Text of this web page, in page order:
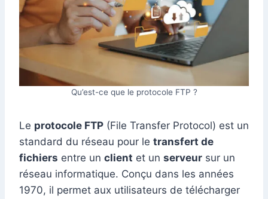
Qu’est-ce que le protocole FTP ?
Le protocole FTP (File Transfer Protocol) est un
standard du réseau pour le transfert de
fichiers entre un client et un serveur sur un
réseau informatique. Conçu dans les années
1970, il permet aux utilisateurs de télécharger